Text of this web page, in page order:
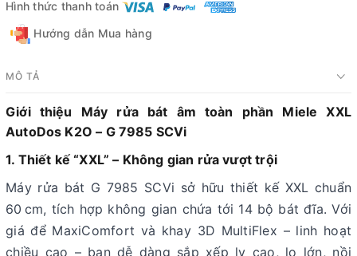
Hình thức thanh toán
Hướng dẫn Mua hàng
MÔ TẢ
Giới thiệu Máy rửa bát âm toàn phần Miele XXL
AutoDos K2O – G 7985 SCVi
1. Thiết kế “XXL” – Không gian rửa vượt trội
Máy rửa bát G 7985 SCVi sở hữu thiết kế XXL chuẩn
60 cm, tích hợp không gian chứa tới 14 bộ bát đĩa. Với
giá để MaxiComfort và khay 3D MultiFlex – linh hoạt
chiều cao – bạn dễ dàng sắp xếp ly cao, lọ lớn, nồi